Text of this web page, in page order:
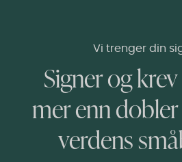
Vi trenger din
Signer og
mer enn
verdens